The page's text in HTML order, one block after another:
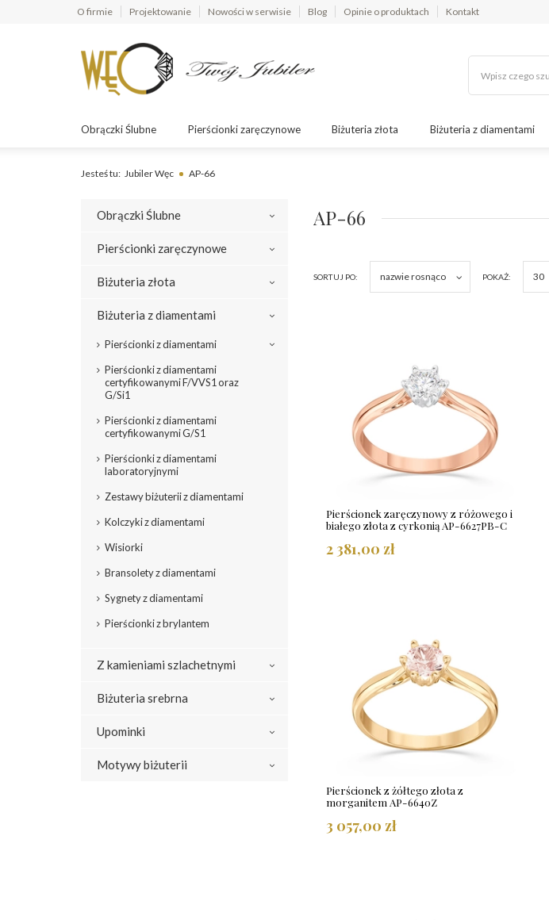
O firmie Projektowanie Nowości w serwisie Blog Opinie o produktach Kontakt
Obrączki Ślubne Pierścionki zaręczynowe Biżuteria złota Biżuteria z diamentami
Jesteś tu: Jubiler Węc AP-66
Obrączki Ślubne
Pierścionki zaręczynowe
Biżuteria złota
Biżuteria z diamentami
Pierścionki z diamentami
Pierścionki z diamentami
certyfikowanymi F/VVS1 oraz
G/Si1
Pierścionki z diamentami
certyfikowanymi G/S1
Pierścionki z diamentami
laboratoryjnymi
Zestawy biżuterii z diamentami
Kolczyki z diamentami
Wisiorki
Bransolety z diamentami
Sygnety z diamentami
Pierścionki z brylantem
Z kamieniami szlachetnymi
Biżuteria srebrna
Upominki
Motywy biżuterii
AP-66
SORTUJ PO: nazwie rosnąco POKAŻ: 30
Pierścionek zaręczynowy z różowego i
białego złota z cyrkonią AP-6627PB-C
2 381,00 zł
Pierścionek z żółtego złota z
morganitem AP-6640Z
3 057,00 zł